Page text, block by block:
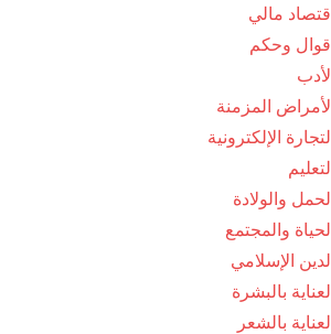
مالي
وحكم
المزمنة
الإلكترونية
والولادة
والمجتمع
الإسلامي
بالبشرة
بالشعر